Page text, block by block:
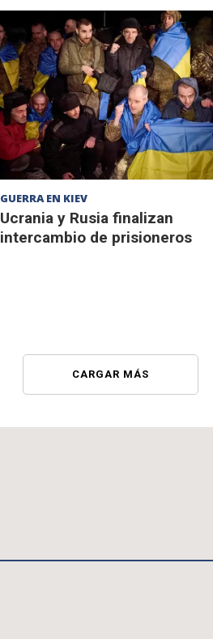
GUERRA EN KIEV
Ucrania y Rusia finalizan
intercambio de prisioneros
CARGAR MÁS